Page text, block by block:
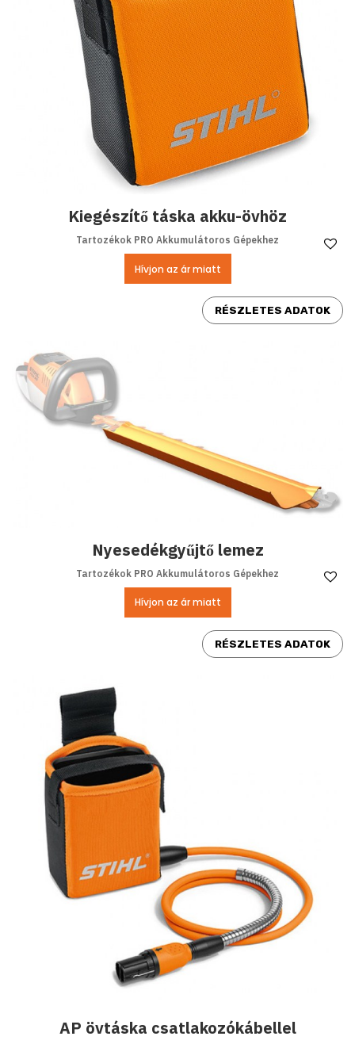
Kiegészítő táska akku-övhöz
Tartozékok PRO Akkumulátoros Gépekhez
Hívjon az ár miatt
RÉSZLETES ADATOK
Nyesedékgyűjtő lemez
Tartozékok PRO Akkumulátoros Gépekhez
Hívjon az ár miatt
RÉSZLETES ADATOK
AP övtáska csatlakozókábellel